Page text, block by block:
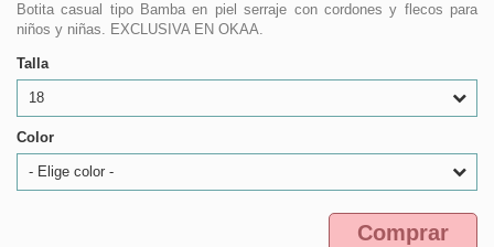
Botita casual tipo Bamba en piel serraje con cordones y flecos para
niños y niñas. EXCLUSIVA EN OKAA.
Talla
18
Color
- Elige color -
Comprar